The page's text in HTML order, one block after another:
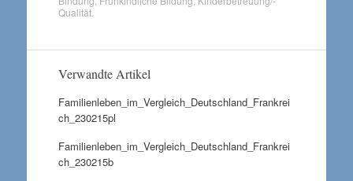
Qualität.
Verwandte Artikel
Familienleben_im_Vergleich_Deutschland_Frankrei
ch_230215pl
Familienleben_im_Vergleich_Deutschland_Frankrei
ch_230215b